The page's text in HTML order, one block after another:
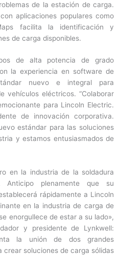
de la estación de carga.
aplicaciones populares como
facilita la identificación y
de carga disponibles.
de alta potencia de grado
la experiencia en software de
nuevo e integral para
vehículos eléctricos. “Colaborar
para Lincoln Electric.
de innovación corporativa.
estándar para las soluciones
y estamos entusiasmados de
en la industria de la soldadura
plenamente que su
rápidamente a Lincoln
en la industria de carga de
enorgullece de estar a su lado»,
y presidente de Lynkwell:
la unión de dos grandes
crear soluciones de carga sólidas